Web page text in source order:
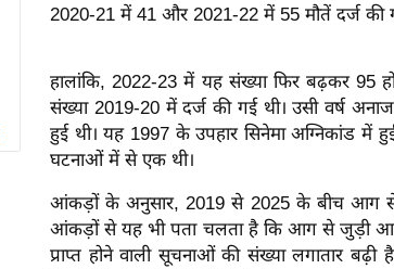
2020-21 में 41 और 2021-22 में 55 मौतें दर्ज की
हालांकि, 2022-23 में यह संख्या फिर बढ़कर 95
संख्या 2019-20 में दर्ज की गई थी। उसी वर्ष
हुई थी। यह 1997 के उपहार सिनेमा अग्निकांड में
घटनाओं में से एक थी।
आंकड़ों के अनुसार, 2019 से 2025 के बीच आग
आंकड़ों से यह भी पता चलता है कि आग से जुड़ी
प्राप्त होने वाली सूचनाओं की संख्या लगातार